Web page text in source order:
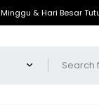
& Hari Besar